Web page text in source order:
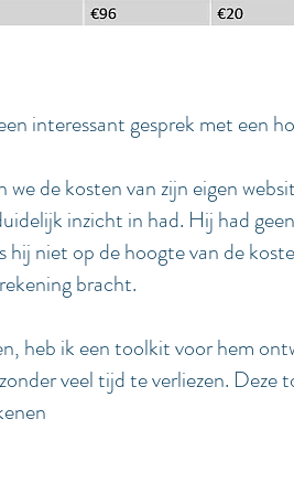
interessant gesprek met een
we de kosten van zijn eigen
inzicht in had. Hij had
hij niet op de hoogte van de
bracht.
heb ik een toolkit voor hem
veel tijd te verliezen.